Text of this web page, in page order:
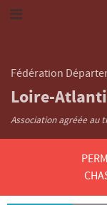
Fédération
Loire-
Association agréée au